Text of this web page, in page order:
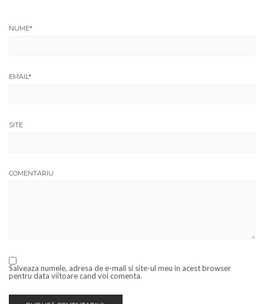
NUME*
EMAIL*
SITE
COMENTARIU
Salveaza numele, adresa de e-mail si site-ul meu in acest browser
pentru data viitoare cand voi comenta.